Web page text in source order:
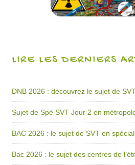
LIRE LES DERNIERS
DNB 2026 : découvrez le sujet de
Sujet de Spé SVT Jour 2 en
BAC 2026 : le sujet de SVT en
Bac 2026 : le sujet des centres de